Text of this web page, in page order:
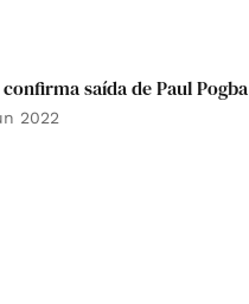
saída de Paul Pogba
2022